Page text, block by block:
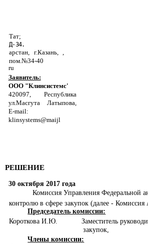
Тат;
Д-34.
арстан, г.Казань, ,
пом.№34-40
ru
Заявитель:
ООО "Клинсистемс'
420097, Республика
ул.Масгута Латыпова,
E-mail:
klinsystems@maijl
РЕШЕНИЕ
30 октября 2017 года
Комиссия Управления Федеральной
контролю в сфере закупок (далее - Комиссия
Председатель комиссии:
Короткова И.Ю.
Заместитель
закупок,
Члены комиссии: